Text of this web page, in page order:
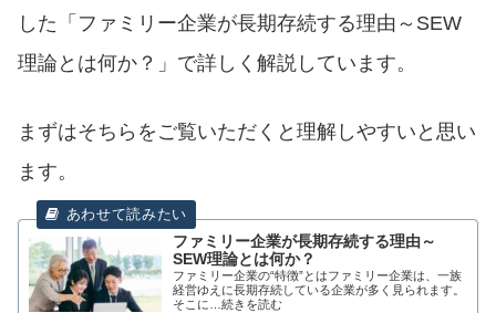
した「ファミリー企業が長期存続する理由～SEW
理論とは何か？」で詳しく解説しています。
まずはそちらをご覧いただくと理解しやすいと思い
ます。
ファミリー企業が長期存続する理由～
SEW理論とは何か？
ファミリー企業の“特徴”とはファミリー企業は、一族
経営ゆえに長期存続している企業が多く見られます。
そこに…続きを読む